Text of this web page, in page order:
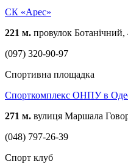
СК «Арес»
221 м. провулок Ботанічний,
(097) 320-90-97
Спортивна площадка
Спорткомплекс ОНПУ в
271 м. вулиця Маршала
(048) 797-26-39
Спорт клуб